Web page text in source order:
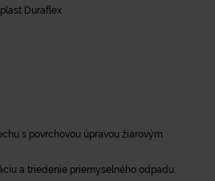
Duraflex
s povrchovou úpravou žiarovým
a triedenie priemyselného odpadu.